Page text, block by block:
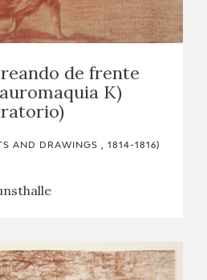
de frente
K)
AND DRAWINGS , 1814-1816)